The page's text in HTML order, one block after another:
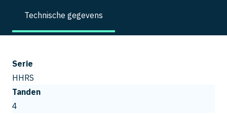
Technische gegevens
Serie
HHRS
Tanden
4